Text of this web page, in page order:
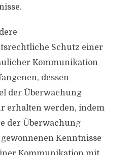
Schutz einer
Kommunikation
dessen
der Überwachung
erhalten werden, indem
der Überwachung
Kenntnisse